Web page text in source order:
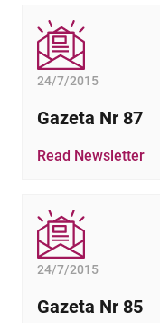
24/7/2015
Gazeta Nr 87
Read Newsletter
24/7/2015
Gazeta Nr 85